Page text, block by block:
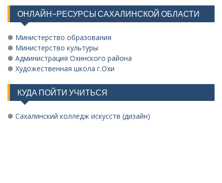
ОНЛАЙН-РЕСУРСЫ САХАЛИНСКОЙ ОБЛАСТИ
✽ Министерство образования
✽ Министерство культуры
✽ Администрация Охинского района
✽ Художественная школа г.Охи
КУДА ПОЙТИ УЧИТЬСЯ
✽ Сахалинский колледж искусств (дизайн)